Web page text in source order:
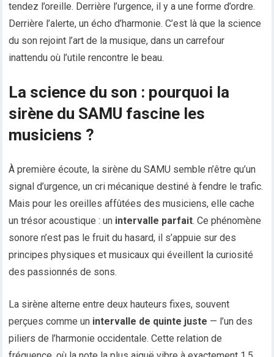
tendez l’oreille. Derrière l’urgence, il y a une forme d’ordre.
Derrière l’alerte, un écho d’harmonie. C’est là que la science
du son rejoint l’art de la musique, dans un carrefour
inattendu où l’utile rencontre le beau.
La science du son : pourquoi la
sirène du SAMU fascine les
musiciens ?
À première écoute, la sirène du SAMU semble n’être qu’un
signal d’urgence, un cri mécanique destiné à fendre le trafic.
Mais pour les oreilles affûtées des musiciens, elle cache
un trésor acoustique : un intervalle parfait. Ce phénomène
sonore n’est pas le fruit du hasard, il s’appuie sur des
principes physiques et musicaux qui éveillent la curiosité
des passionnés de sons.
La sirène alterne entre deux hauteurs fixes, souvent
perçues comme un intervalle de quinte juste — l’un des
piliers de l’harmonie occidentale. Cette relation de